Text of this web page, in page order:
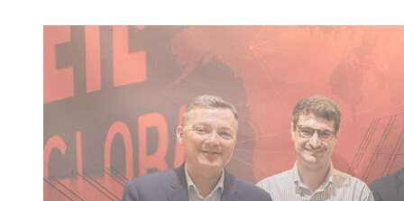
la
Fundación